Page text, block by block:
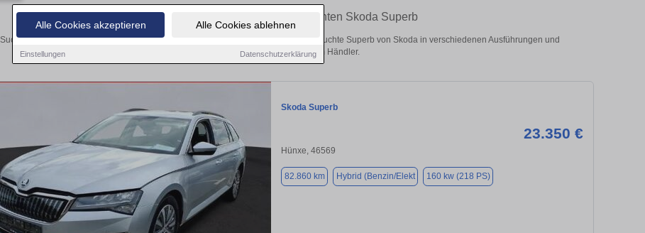
Alle Cookies akzeptieren Alle Cookies ablehnen
Einstellungen Datenschutzerklärung
Finden Sie in Heiden Ihren gebrauchten Skoda Superb
Suchen Sie in Heiden einen Skoda Superb Gebrauchtwagen? Entdecken Sie gebrauchte Superb von Skoda in verschiedenen Ausführungen und
Preisklassen von privat und vom Händler.
Skoda Superb
23.350 €
Hünxe, 46569
82.860 km Hybrid (Benzin/Elekt 160 kw (218 PS)